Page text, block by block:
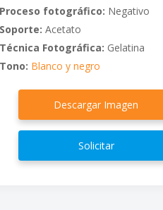
Proceso fotográfico: Negativo
Soporte: Acetato
Técnica Fotográfica: Gelatina
Tono: Blanco y negro
Descargar Imagen
Solicitar